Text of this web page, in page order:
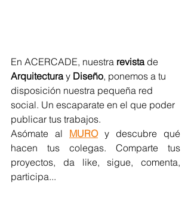
En ACERCADE, nuestra revista de
Arquitectura y Diseño, ponemos a tu
disposición nuestra pequeña red
social. Un escaparate en el que poder
publicar tus trabajos.
Asómate al MURO y descubre qué
hacen tus colegas. Comparte tus
proyectos, da like, sigue, comenta,
participa...